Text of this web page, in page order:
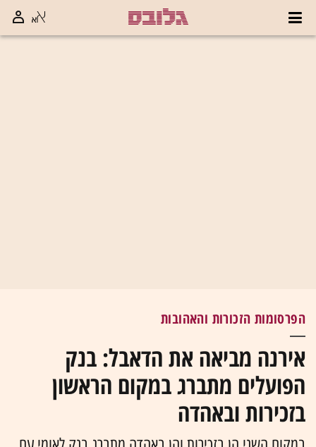
הפרסומות הזכורות והאהובות
אירנה מביאה את הדאבל: בנק
הפועלים מתברג במקום הראשון
בזכירות ובאהדה